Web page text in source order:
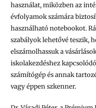
használat, miközben az
évfolyamok számára
használható notebookot.
szabályok lehetővé teszik,
elszámolhassuk a
iskolakezdéshez
számítógép és annak
vagy éppen szkenner.